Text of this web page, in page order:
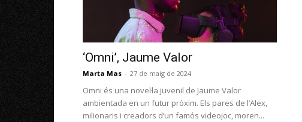
‘Omni’, Jaume Valor
Marta Mas - 27 de maig de 2024
Omni és una novel·la juvenil de Jaume Valor
ambientada en un futur pròxim. Els pares de l’Alex,
milionaris i creadors d’un famós videojoc, moren...